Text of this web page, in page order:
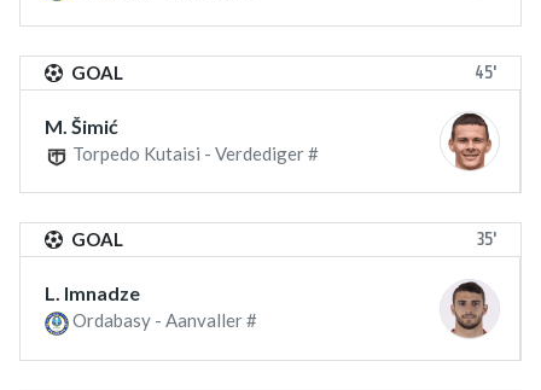
GOAL 45'
M. Šimić
Torpedo Kutaisi - Verdediger #
GOAL 35'
L. Imnadze
Ordabasy - Aanvaller #